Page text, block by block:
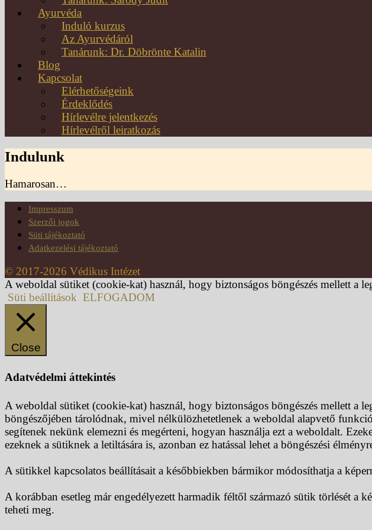
Ayurvéda
Induló kurzus
Az Ayurvédáról
Tanárunk: Dr. Döbrönte Katalin
Blog
Kapcsolat
Elérhetőségeink
Érdeklődés
Hírlevélre jelentkezés
Hírlevélről leiratkozás
Indulunk
Hamarosan…
Impresszum
Szerzői jogok
Süti tájékoztató
Adatkezelési tájékoztató
© 2017-2026 Védikus Intézet
A weboldal sütiket (cookie-kat) használ, hogy biztonságos böngészés mellett a
Süti beállítások ELFOGADOM
Close
Adatvédelmi áttekintés
A weboldal sütiket (cookie-kat) használ, hogy biztonságos böngészés mellett
böngészőjében tárolódnak, mivel nélkülözhetetlenek a weboldal alapvető
segítenek nekünk elemezni és megérteni, hogyan használja ezt a weboldalt.
ezeknek a sütiknek a letiltására is, azonban ez hatással lehet a böngészési
A sütikkel kapcsolatos beállításait a későbbiekben bármikor módosíthatja a
A korábban esetleg már engedélyezett harmadik féltől származó sütik törlését a
teheti meg.